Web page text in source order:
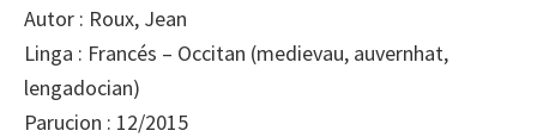
Autor : Roux, Jean
Linga : Francés – Occitan (medievau, auvernhat,
lengadocian)
Parucion : 12/2015